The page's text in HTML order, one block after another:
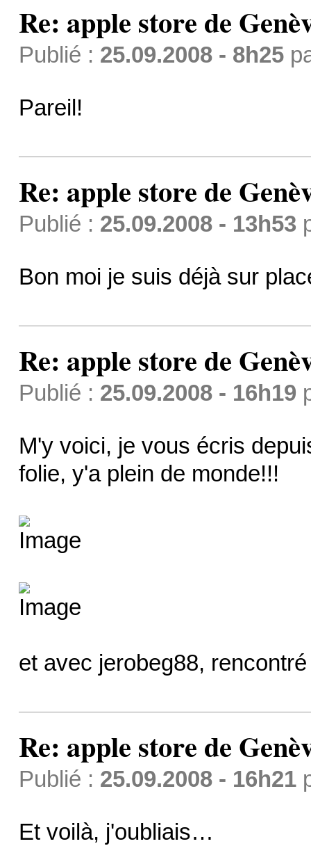
Re: apple store de
Publié : 25.09.2008 - 8h25
Pareil!
Re: apple store de
Publié : 25.09.2008 - 13h53
Bon moi je suis déjà sur
Re: apple store de
Publié : 25.09.2008 - 16h19
M'y voici, je vous écris
folie, y'a plein de monde!!!
et avec jerobeg88,
Re: apple store de
Publié : 25.09.2008 - 16h21
Et voilà, j'oubliais…